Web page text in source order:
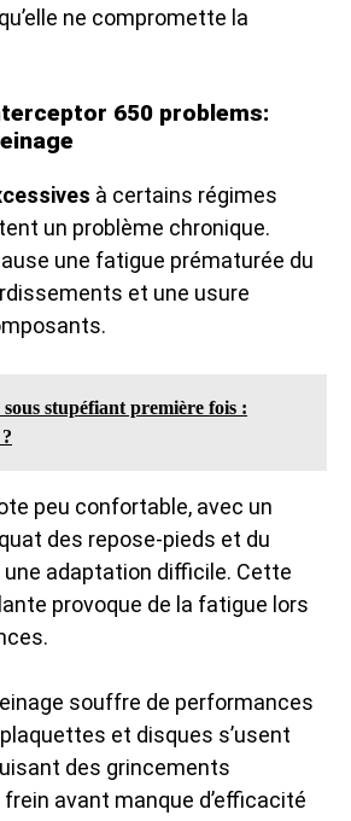
ne compromette la
650 problems:
à certains régimes
un problème chronique.
une fatigue prématurée du
et une usure
stupéfiant première fois :
peu confortable, avec un
des repose-pieds et du
une adaptation difficile. Cette
provoque de la fatigue lors
souffre de performances
et disques s’usent
des grincements
avant manque d’efficacité